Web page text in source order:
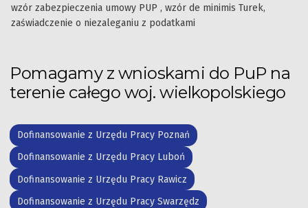
wzór zabezpieczenia umowy PUP , wzór de minimis Turek,
zaświadczenie o niezaleganiu z podatkami
Pomagamy z wnioskami do PuP na
terenie całego woj. wielkopolskiego
Dofinansowanie z Urzędu Pracy Poznań
Dofinansowanie z Urzędu Pracy Luboń
Dofinansowanie z Urzędu Pracy Rawicz
Dofinansowanie z Urzędu Pracy Swarzędz